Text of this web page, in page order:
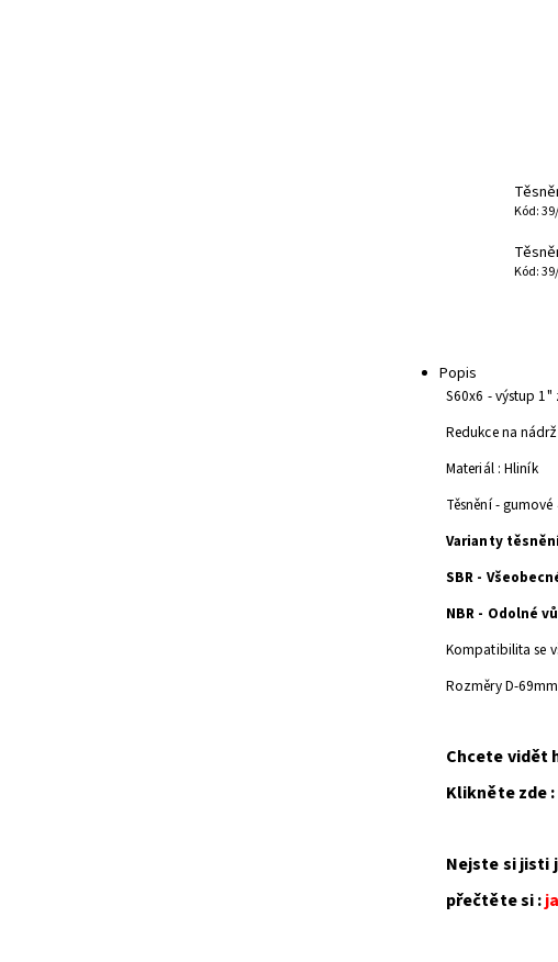
Kód:
Kód:
Popis
S60x6 - výstup 1"
Redukce na
Materiál : Hliník
Těsnění -
Varianty
SBR -
NBR - Odolné
Kompatibilita se
Rozměry D-
Chcete vidět
Klikněte zde :
Nejste si jisti
přečtěte si :j